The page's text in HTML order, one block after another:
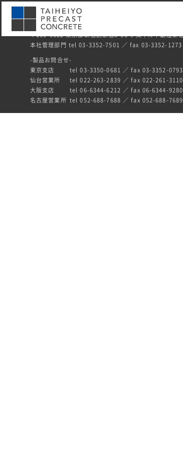
本社管理部門 tel 03-3352-7501 ／ fax 03-3352-1273
-製品お問合せ-
東京支店
tel 03-3350-0681 ／ fax 03-3352-0793
仙台営業所
tel 022-263-2839 ／ fax 022-261-3110
大阪支店
tel 06-6344-6212 ／ fax 06-6344-9280
名古屋営業所
tel 052-688-7688 ／ fax 052-688-7689